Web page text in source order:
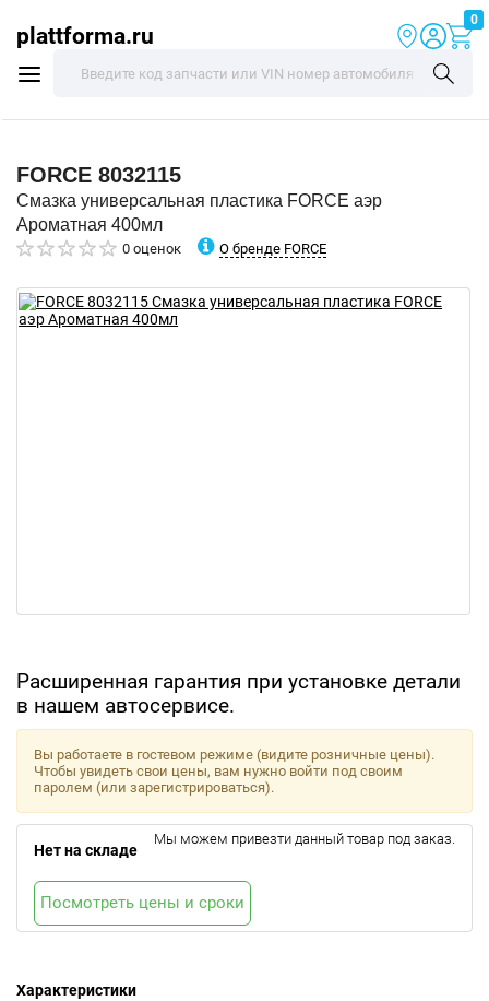
plattforma.ru
0
FORCE 8032115
Смазка универсальная пластика FORCE аэр
Ароматная 400мл
0 оценок О бренде FORCE
Расширенная гарантия при установке детали
в нашем автосервисе.
Характеристики
Вы работаете в гостевом режиме (видите розничные цены).
Чтобы увидеть свои цены, вам нужно войти под своим
паролем (или зарегистрироваться).
Нет на складе
Мы можем привезти данный товар под заказ.
Посмотреть цены и сроки